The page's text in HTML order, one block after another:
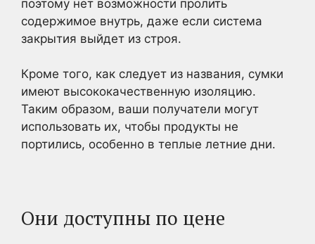
поэтому нет возможности пролить
содержимое внутрь, даже если система
закрытия выйдет из строя.
Кроме того, как следует из названия, сумки
имеют высококачественную изоляцию.
Таким образом, ваши получатели могут
использовать их, чтобы продукты не
портились, особенно в теплые летние дни.
Они доступны по цене